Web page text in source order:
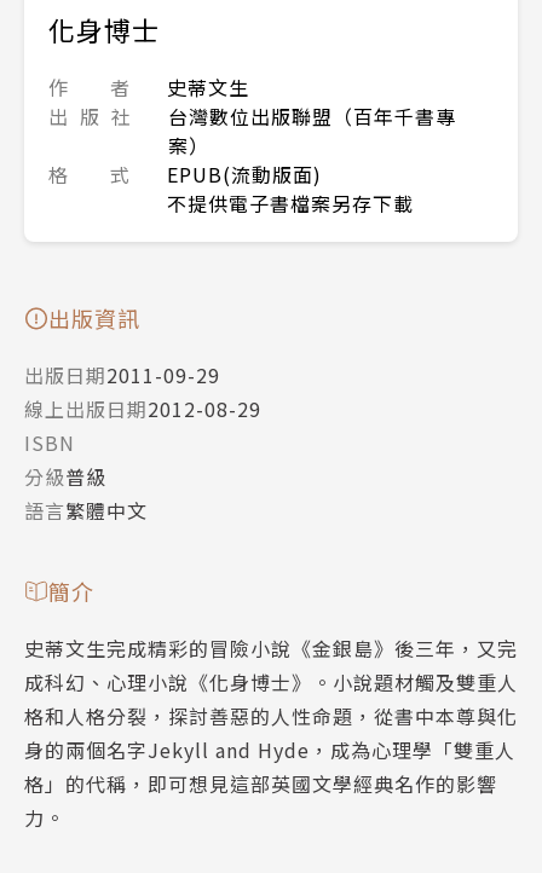
化身博士
作 者
史蒂文生
出 版 社
台灣數位出版聯盟（百年千書專
案）
格 式
EPUB(流動版面)
不提供電子書檔案另存下載
出版資訊
出版日期2011-09-29
線上出版日期2012-08-29
ISBN
分級普級
語言繁體中文
簡介
史蒂文生完成精彩的冒險小說《金銀島》後三年，又完
成科幻、心理小說《化身博士》。小說題材觸及雙重人
格和人格分裂，探討善惡的人性命題，從書中本尊與化
身的兩個名字Jekyll and Hyde，成為心理學「雙重人
格」的代稱，即可想見這部英國文學經典名作的影響
力。